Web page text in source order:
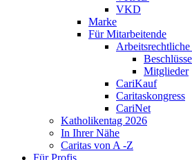
VKD
Marke
Für Mitarbeitende
Beschlüsse
Mitglieder
CariKauf
Caritaskongress
CariNet
Katholikentag 2026
In Ihrer Nähe
Caritas von A -Z